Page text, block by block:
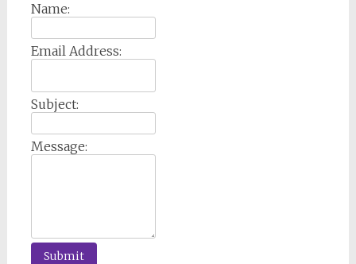
Name:
Email Address:
Subject:
Message: